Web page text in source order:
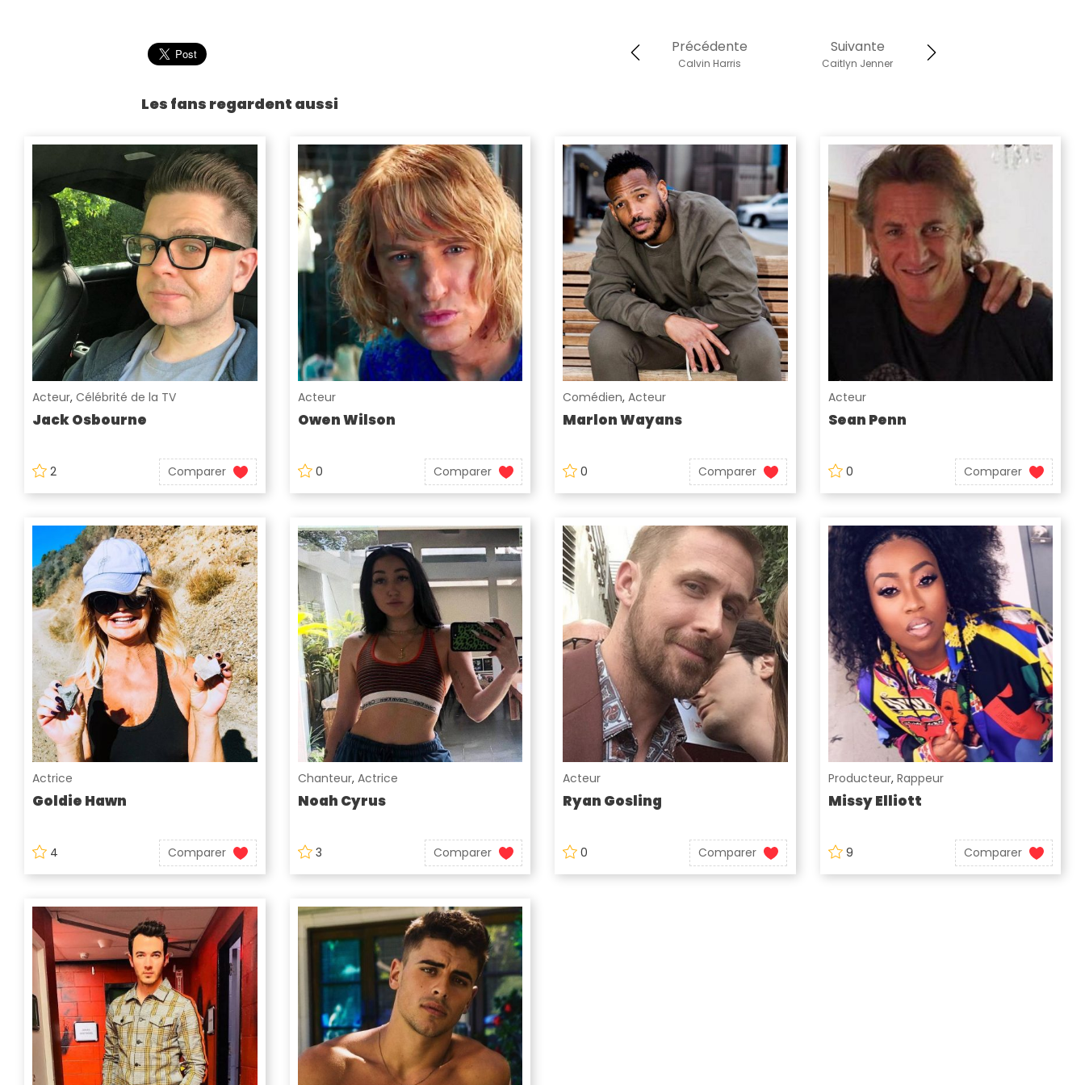
Suivante
Caitlyn Jenner
Précédente
Calvin Harris
Les fans regardent aussi
Acteur, Célébrité de la TV
Jack Osbourne
2 Comparer
Acteur
Owen Wilson
0 Comparer
Comédien, Acteur
Marlon Wayans
0 Comparer
Acteur
Sean Penn
0 Comparer
Actrice
Goldie Hawn
4 Comparer
Chanteur, Actrice
Noah Cyrus
3 Comparer
Acteur
Ryan Gosling
0 Comparer
Producteur, Rappeur
Missy Elliott
9 Comparer